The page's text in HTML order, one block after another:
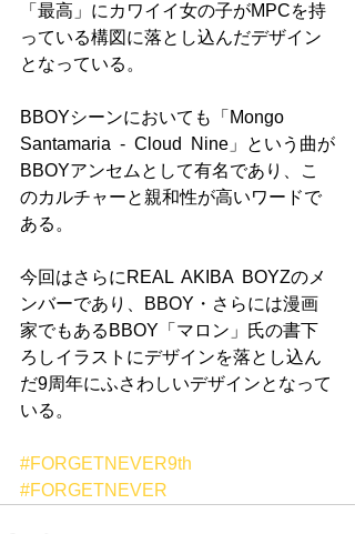
「最高」にカワイイ女の子がMPCを持
っている構図に落とし込んだデザイン
となっている。
BBOYシーンにおいても「Mongo
Santamaria  -  Cloud  Nine」という曲が
BBOYアンセムとして有名であり、こ
のカルチャーと親和性が高いワードで
ある。
今回はさらにREAL  AKIBA  BOYZのメ
ンバーであり、BBOY・さらには漫画
家でもあるBBOY「マロン」氏の書下
ろしイラストにデザインを落とし込ん
だ9周年にふさわしいデザインとなって
いる。
#FORGETNEVER9th
#FORGETNEVER